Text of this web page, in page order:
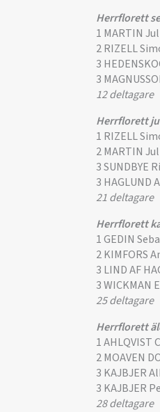
Herrflorett
1 MARTIN
2 RIZELL
3
3
12 deltagare
Herrflorett
1 RIZELL
2 MARTIN
3 SUNDBYE
3 HAGLUND
21 deltagare
Herrflorett
1 GEDIN
2 KIMFORS
3 LIND AF
3 WICKMAN
25 deltagare
Herrflorett
1 AHLQVIST
2 MOAVEN
3 KAJBJER
3 KAJBJER
28 deltagare